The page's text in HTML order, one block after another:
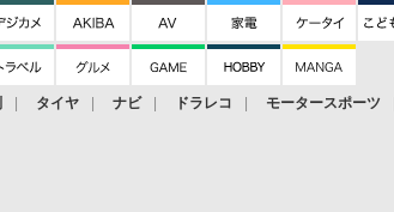
タイヤ ナビ ドラレコ モータースポーツ